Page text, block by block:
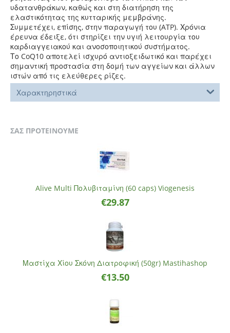
υδατανθράκων, καθώς και στη διατήρηση της
ελαστικότητας της κυτταρικής μεμβράνης.
Συμμετέχει, επίσης, στην παραγωγή του (ATP). Χρόνια
έρευνα έδειξε, ότι στηρίζει την υγιή λειτουργία του
καρδιαγγειακού και ανοσοποιητικού συστήματος.
Το CoQ10 αποτελεί ισχυρό αντιοξειδωτικό και παρέχει
σημαντική προστασία στη δομή των αγγείων και άλλων
ιστών από τις ελεύθερες ρίζες.
Χαρακτηρηστικά
ΣΑΣ ΠΡΟΤΕΙΝΟΥΜΕ
Alive Multi Πολυβιταμίνη (60 caps) Viogenesis
€29.87
Μαστίχα Χίου Σκόνη Διατροφική (50gr) Mastihashop
€13.50